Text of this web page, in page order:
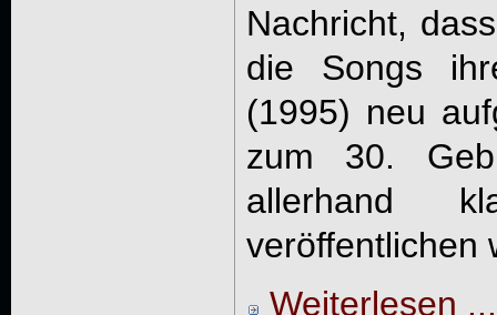
Nachricht,
die Songs
(1995) neu
zum 30.
allerhand
veröffentlichen
Weiterlesen ...